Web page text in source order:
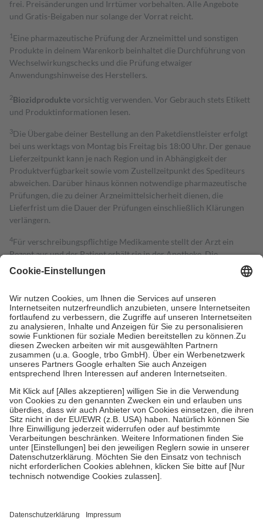
frei. Preisänderungen und Irrtümer vorbehalten. Alle Angebote
und Gratis-Beigaben nur solange der Vorrat reicht.
1 Eine pharmazeutische Prüfung der Arzneimittel und sonstigen
Produkte in deinem Warenkorb beinhaltet die Durchführung von
Wechselwirkungschecks und die Prüfung etwaiger
Anwendungshinweise des Herstellers.
2Biozidproduktevorsichtig verwenden. Vor Gebrauch stets Etikett
und Produktinformationen lesen.
3Die Übergabe deiner Bestellung an den Paketdienstleister erfolgt
bei uns werktags von Montag bis Freitag bis 18:00 Uhr. Der genaue
Lieferzeitpunkt kann je nach Region und in Abhängigkeit der
Produktverfügbarkeit sowie vom Zustellzeitpunkt des Spediteurs
abweichen. Darüber hinaus können notwendige pharmazeutische
Prüfungen, die zu deiner Arzneimittelsicherheit dienen, die
Lieferfrist um die Dauer der Prüfungen einschließlich Klärungen
verlängern.
4Für verschreibungspflichtige Medikamente stellt der Arzt ein
Rezept aus und der Patient erhält sie in der Apotheke. Die
gesetzliche Krankenversicherung übernimmt in der Regel die
Kosten dafür, der Versicherte trägt einen Teil davon als Zuzahlung
Grundsätzlich leisten Mitglieder Zuzahlungen in Höhe von zehn
Prozent des Abgabepreises,mindestens jedochfünf Euround
höchstens zehn Euro.Es sind jedoch nie mehr als die tatsächlichen
Kosten der Leistung zu entrichten.
Diese Regeln gelten grundsätzlich auch für Online-Apotheken.
Bei Heilmitteln und häuslicher Krankenpflege beträgt die
Zuzahlung zehn Prozent der Kosten sowie zehn Euro je
Verordnung.
Um das Engagement der Versicherten für ihre eigene Gesundheit zu
stärken und die besondere Stellung der Familie zu unterstützen,
fallenkeine Zuzahlungenan bei:
• Kindern und Jugendlichen bis zum vollendeten 18. Lebensjahr
mit Ausnahme der Fahrkosten
• Untersuchungen zur Vorsorge und Früherkennung, die von der
GKV getragen werden